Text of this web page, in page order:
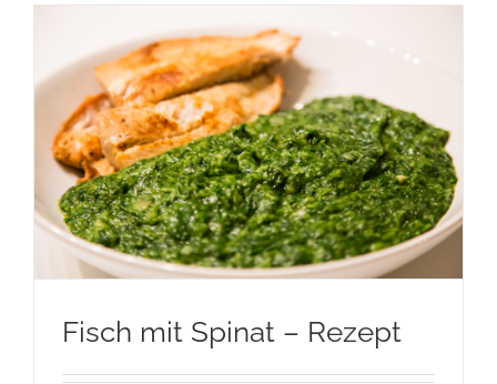
Fisch mit Spinat – Rezept